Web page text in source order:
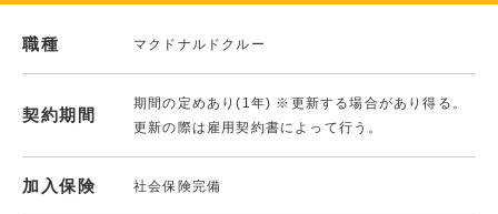
職種 マクドナルドクルー
契約期間
期間の定めあり(1年) ※更新する場合があり得る。
更新の際は雇用契約書によって行う。
加入保険 社会保険完備